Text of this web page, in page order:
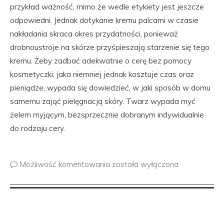
przykład ważność, mimo że wedle etykiety jest jeszcze
odpowiedni. Jednak dotykanie kremu palcami w czasie
nakładania skraca okres przydatności, ponieważ
drobnoustroje na skórze przyśpieszają starzenie się tego
kremu. Żeby zadbać adekwatnie o cerę bez pomocy
kosmetyczki, jaka niemniej jednak kosztuje czas oraz
pieniądze, wypada się dowiedzieć, w jaki sposób w domu
samemu zająć pielęgnacją skóry. Twarz wypada myć
żelem myjącym, bezsprzecznie dobranym indywidualnie
do rodzaju cery.
Możliwość komentowania została wyłączona